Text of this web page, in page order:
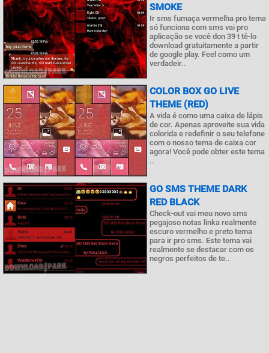
SMOKE
Ir sms fumaça vermelha pro tema
só funciona com sms vai pro
aplicação se você don 39 t tê-lo
download gratuitamente a partir
de google play. Feel como um
verdadeir..
COLOR BOX GO LIVE
THEME (RED)
A vida é como uma caixa de lápis
de cor. Apenas aproveite sua vida
colorida e redefinir o seu telefone
com o nosso tema de caixa cor
agora! Você pode obter este tema
..
GO SMS THEME DARK
RED BLACK
Check-out vai meu novo sms
pegajoso notas linka realmente
escuro vermelho e preto tema
para ir pro sms. Este tema vai
realmente se destacar com os
negros perfeitos de te..